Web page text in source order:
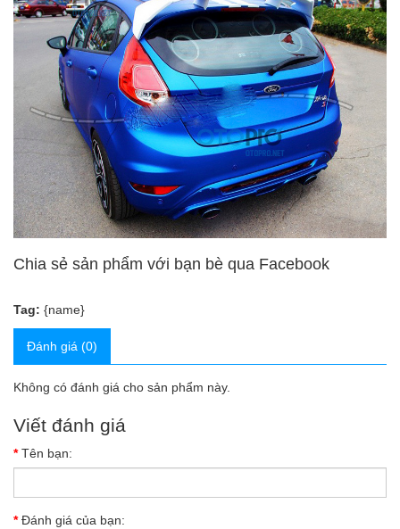
Chia sẻ sản phẩm với bạn bè qua Facebook
Tag: {name}
Đánh giá (0)
Không có đánh giá cho sản phẩm này.
Viết đánh giá
Tên bạn:
Đánh giá của bạn: